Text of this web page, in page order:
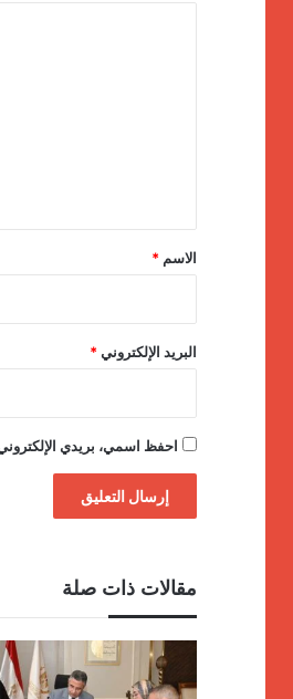
*
الاسم *
البريد الإلكتروني *
احفظ اسمي، بريدي
مقالات ذات صلة